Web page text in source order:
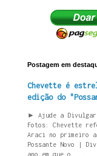
Postagem em
Chevette é
edição do
► Ajude a
Fotos: Chevette
Araci no primeiro
Possante Novo |
ano em que o ...